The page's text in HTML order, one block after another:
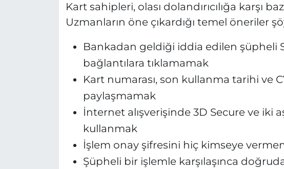
Kart sahipleri, olası dolandırıcılığa karşı
Uzmanların öne çıkardığı temel öneriler
Bankadan geldiği iddia edilen şüpheli
bağlantılara tıklamamak
Kart numarası, son kullanma tarihi ve
paylaşmamak
İnternet alışverişinde 3D Secure ve iki
kullanmak
İşlem onay şifresini hiç kimseye
Şüpheli bir işlemle karşılaşınca